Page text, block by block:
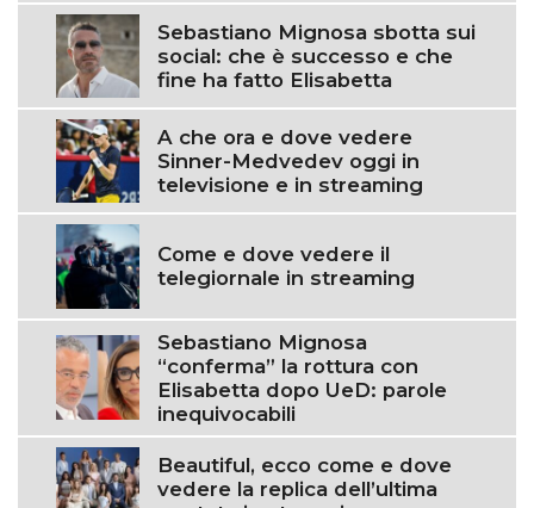
Sebastiano Mignosa sbotta sui
social: che è successo e che
fine ha fatto Elisabetta
A che ora e dove vedere
Sinner-Medvedev oggi in
televisione e in streaming
Come e dove vedere il
telegiornale in streaming
Sebastiano Mignosa
“conferma” la rottura con
Elisabetta dopo UeD: parole
inequivocabili
Beautiful, ecco come e dove
vedere la replica dell’ultima